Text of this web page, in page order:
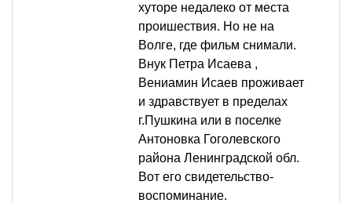
хуторе недалеко от места
проишествия. Но не на
Волге, где фильм снимали.
Внук Петра Исаева ,
Вениамин Исаев проживает
и здравствует в пределах
г.Пушкина или в поселке
Антоновка Гоголевского
района Ленинградской обл.
Вот его свидетельство-
воспоминание.